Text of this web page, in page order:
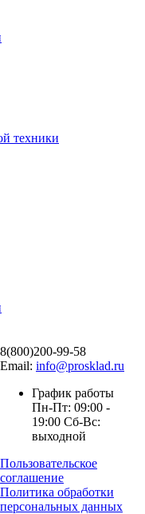
техники
8(800)200-99-58
Email: info@prosklad.ru
График работы
Пн-Пт: 09:00 -
19:00 Сб-Вс:
выходной
Пользовательское
соглашение
Политика обработки
персональных данных